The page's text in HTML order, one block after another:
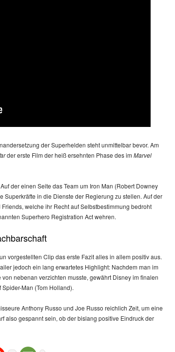
der Superhelden steht unmittelbar bevor. Am
der erste Film der heiß ersehnten Phase des im Marvel
der einen Seite das Team um Iron Man (Robert Downey
Superkräfte in die Dienste der Regierung zu stellen. Auf der
welche ihr Recht auf Selbstbestimmung bedroht
Superhero Registration Act wehren.
vorgestellten Clip das erste Fazit alles in allem positiv aus.
jedoch ein lang erwartetes Highlight: Nachdem man im
nebenan verzichten musste, gewährt Disney im finalen
Man (Tom Holland).
Anthony Russo und Joe Russo reichlich Zeit, um eine
also gespannt sein, ob der bislang positive Eindruck der